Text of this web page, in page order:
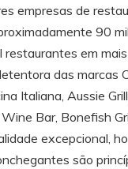
empresas de
90
restaurantes em
das marcas
Italiana, Aussie
Bar, Bonefish
excepcional,
são